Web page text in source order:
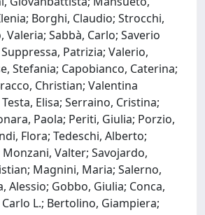
Borghi, Claudio; Strocchi,
Valeria; Sabbà, Carlo; Saverio
Patrizia; Valerio,
Stefania; Capobianco, Caterina;
Christian; Valentina
Elisa; Serraino, Cristina;
Paola; Periti, Giulia; Porzio,
Flora; Tedeschi, Alberto;
Monzani, Valter; Savojardo,
Magnini, Maria; Salerno,
Alessio; Gobbo, Giulia; Conca,
L.; Bertolino, Giampiera;